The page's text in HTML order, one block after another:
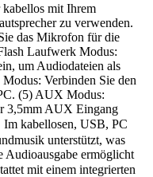
kabellos mit Ihrem
zu verwenden.
das Mikrofon für die
Laufwerk Modus:
um Audiodateien als
Verbinden Sie den
(5) AUX Modus:
3,5mm AUX Eingang
kabellosen, USB, PC
unterstützt, was
Audioausgabe ermöglicht
mit einem integrierten